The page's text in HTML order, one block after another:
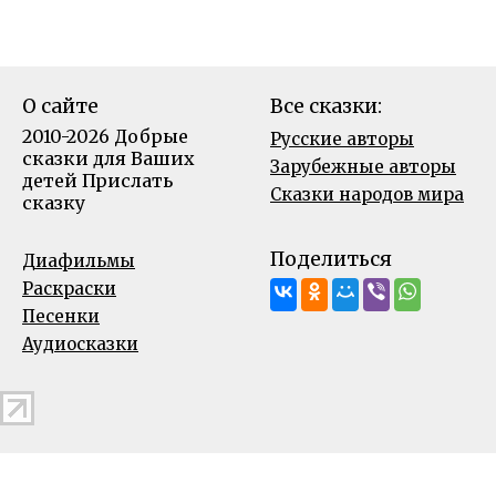
О сайте
2010-2026 Добрые
сказки для Ваших
детей Прислать
сказку
Все сказки:
Русские авторы
Зарубежные авторы
Сказки народов мира
Диафильмы
Раскраски
Песенки
Аудиосказки
Поделиться